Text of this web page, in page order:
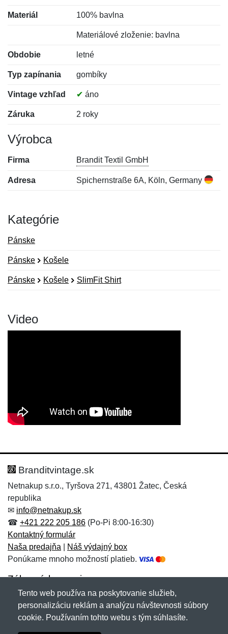
Materiál 100% bavlna
Materiálové zloženie: bavlna
Obdobie letné
Typ zapínania gombíky
Vintage vzhľad ✔ áno
Záruka 2 roky
Výrobca
Firma Brandit Textil GmbH
Adresa Spichernstraße 6A, Köln, Germany
Kategórie
Pánske
Pánske Košele
Pánske Košele SlimFit Shirt
Video
Hodnotenie:
Meno:*
E-mail:
Správa*
Meno:
E-mail:*
Správa*
Branditvintage.sk
Netnakup s.r.o., Tyršova 271, 43801 Žatec, Česká
republika
✉ info@netnakup.sk
☎ +421 222 205 186 (Po-Pi 8:00-16:30)
Kontaktný formulár
Naša predajňa
Náš výdajný box
Ponúkame mnoho možností platieb.
Zákaznícky servis
Novinky emailom
Tento web používa na poskytovanie služieb,
personalizáciu reklám a analýzu návštevnosti súbory
cookie. Používaním tohto webu s tým súhlasíte.